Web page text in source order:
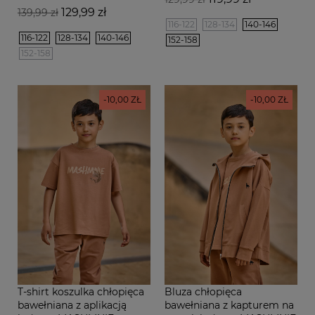
Cena
139,99 zł Cena
129,99 zł
116-122 128-134
140-146
152-158
116-122 128-134
140-146
152-158
T-shirt koszulka chłopięca
bawełniana z aplikacją
-10,00 ZŁ
Bluza chłopięca
bawełniana z kapturem na
-10,00 ZŁ